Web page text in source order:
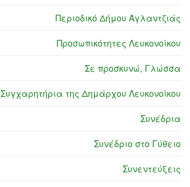
Περιοδικό Δήμου Αγλαντζιάς
Προσωπικότητες Λευκονοίκου
Σε προσκυνώ, Γλώσσα
Συγχαρητήρια της Δημάρχου Λευκονοίκου
Συνέδρια
Συνέδριο στο Γύθειο
Συνεντεύξεις